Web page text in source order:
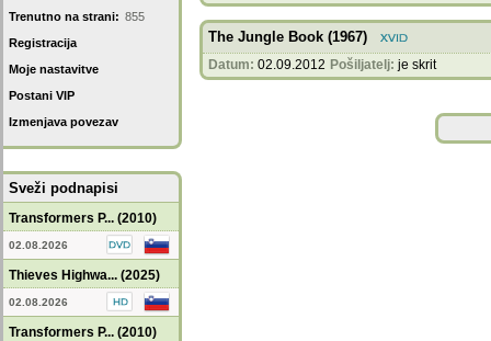
Trenutno na strani: 855
Registracija
Moje nastavitve
Postani VIP
Izmenjava povezav
Sveži podnapisi
Transformers P... (2010)
02.08.2026
Thieves Highwa... (2025)
02.08.2026
Transformers P... (2010)
The Jungle Book (1967)
Datum: 02.09.2012 Pošiljatelj: je skrit